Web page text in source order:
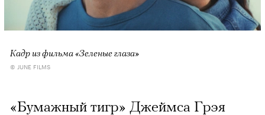
Кадр из фильма «Зеленые глаза»
© JUNE FILMS
«Бумажный тигр» Джеймса Грэя